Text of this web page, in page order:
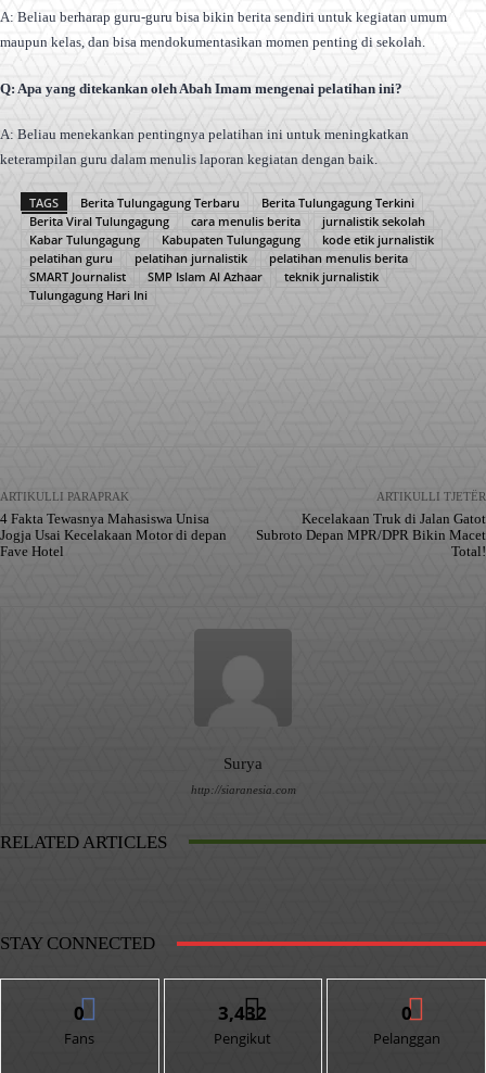
A: Beliau berharap guru-guru bisa bikin berita sendiri untuk kegiatan umum
maupun kelas, dan bisa mendokumentasikan momen penting di sekolah.
Q: Apa yang ditekankan oleh Abah Imam mengenai pelatihan ini?
A: Beliau menekankan pentingnya pelatihan ini untuk meningkatkan
keterampilan guru dalam menulis laporan kegiatan dengan baik.
TAGS Berita Tulungagung Terbaru
Berita Tulungagung Terkini
Berita Viral Tulungagung
cara menulis berita
jurnalistik sekolah
Kabar Tulungagung
Kabupaten Tulungagung
kode etik jurnalistik
pelatihan guru
pelatihan jurnalistik
pelatihan menulis berita
SMART Journalist
SMP Islam Al Azhaar
teknik jurnalistik
Tulungagung Hari Ini
ARTIKULLI PARAPRAK
4 Fakta Tewasnya Mahasiswa Unisa
Jogja Usai Kecelakaan Motor di depan
Fave Hotel
ARTIKULLI TJETËR
Kecelakaan Truk di Jalan Gatot
Subroto Depan MPR/DPR Bikin Macet
Total!
Surya
http://siaranesia.com
RELATED ARTICLES
STAY CONNECTED
0
Fans
3,432
Pengikut
0
Pelanggan